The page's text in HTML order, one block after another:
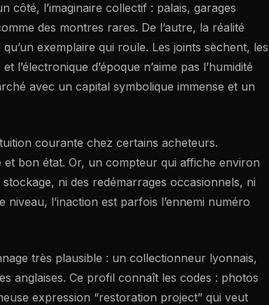
côté, l’imaginaire collectif : palais, garages
des montres rares. De l’autre, la réalité
exemplaire qui roule. Les joints sèchent, les
d’époque n’aime pas l’humidité
avec un capital symbolique immense et un
courante chez certains acheteurs.
bon état. Or, un compteur qui affiche environ
ni des redémarrages occasionnels, ni
l’inaction est parfois l’ennemi numéro
très plausible : un collectionneur lyonnais,
anglaises. Ce profil connaît les codes : photos
expression “restoration project” qui veut